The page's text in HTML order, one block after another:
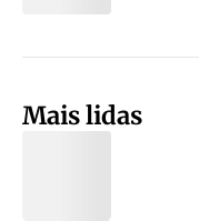
Mais lidas